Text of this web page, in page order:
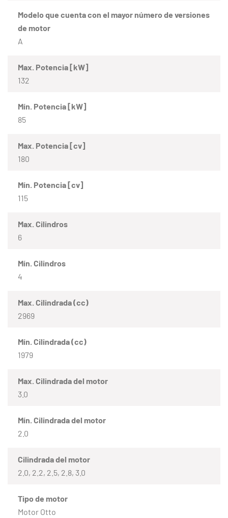
Modelo que cuenta con el mayor número de versiones
de motor
A
Max. Potencia [kW]
132
Mín. Potencia [kW]
85
Max. Potencia [cv]
180
Mín. Potencia [cv]
115
Max. Cilindros
6
Mín. Cilindros
4
Max. Cilindrada (cc)
2969
Mín. Cilindrada (cc)
1979
Max. Cilindrada del motor
3.0
Mín. Cilindrada del motor
2.0
Cilindrada del motor
2.0, 2.2, 2.5, 2.8, 3.0
Tipo de motor
Motor Otto